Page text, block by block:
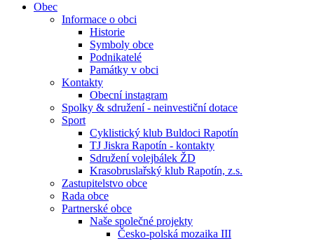
Obec
Informace o obci
Historie
Symboly obce
Podnikatelé
Památky v obci
Kontakty
Obecní instagram
Spolky & sdružení - neinvestiční dotace
Sport
Cyklistický klub Buldoci Rapotín
TJ Jiskra Rapotín - kontakty
Sdružení volejbálek ŽD
Krasobruslařský klub Rapotín, z.s.
Zastupitelstvo obce
Rada obce
Partnerské obce
Naše společné projekty
Česko-polská mozaika III